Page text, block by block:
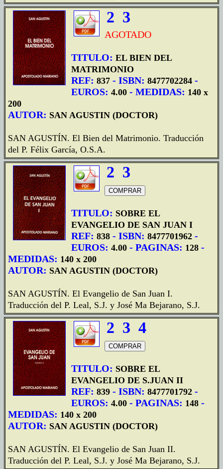
2 3
AGOTADO
TITULO: EL BIEN DEL
MATRIMONIO
REF: 837 - ISBN: 8477702284 -
EUROS: 4.00 - MEDIDAS: 140 x
200
AUTOR: SAN AGUSTIN (DOCTOR)
SAN AGUSTÍN. El Bien del Matrimonio. Traducción
del P. Félix García, O.S.A.
2 3
TITULO: SOBRE EL
EVANGELIO DE SAN JUAN I
REF: 838 - ISBN: 8477701962 -
EUROS: 4.00 - PAGINAS: 128 -
MEDIDAS: 140 x 200
AUTOR: SAN AGUSTIN (DOCTOR)
SAN AGUSTÍN. El Evangelio de San Juan I.
Traducción del P. Leal, S.J. y José Ma Bejarano, S.J.
2 3 4
TITULO: SOBRE EL
EVANGELIO DE S.JUAN II
REF: 839 - ISBN: 8477701792 -
EUROS: 4.00 - PAGINAS: 148 -
MEDIDAS: 140 x 200
AUTOR: SAN AGUSTIN (DOCTOR)
SAN AGUSTÍN. El Evangelio de San Juan II.
Traducción del P. Leal, S.J. y José Ma Bejarano, S.J.